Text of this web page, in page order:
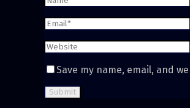
Save my name, email, and